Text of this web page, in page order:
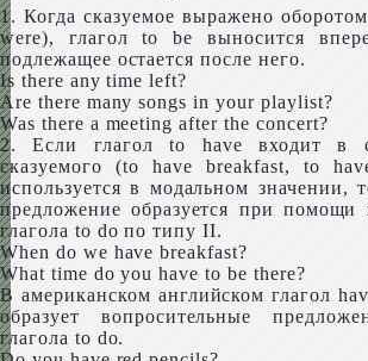
1. Когда сказуемое выражено
were), глагол to be выносится
подлежащее остается после него.
Is there any time left?
Are there many songs in your playlist?
Was there a meet­ing after the concert?
2. Если глагол to have входит в
сказуемого (to have break­fast, to
используется в модальном значении,
предложение образуется при помощи
глагола to do по типу II.
When do we have breakfast?
What time do you have to be there?
В американском английском глагол
образует вопросительные
глагола to do.